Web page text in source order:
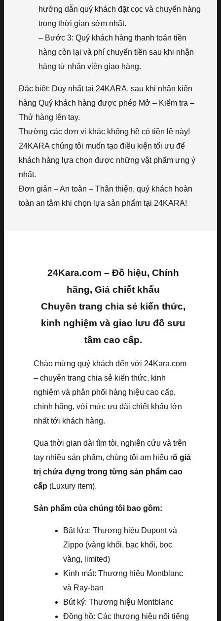
hướng dẫn quý khách đặt cọc và chuyển hàng
trong thời gian sớm nhất.
– Bước 3: Quý khách hàng thanh toán tiền
hàng còn lại và phí chuyển tiền sau khi nhận
hàng từ nhân viên giao hàng.
Đặc biệt: Duy nhất tại 24KARA, sau khi nhận kiện
hàng Quý khách hàng được phép Mở – Kiểm tra –
Thử hàng lên tay.
Thường các đơn vị khác không hề có tiền lệ này!
24KARA chúng tôi muốn tạo điều kiện tối ưu để
khách hàng lựa chọn được những vật phẩm ưng ý
nhất.
Đơn giản – An toàn – Thân thiện, quý khách hoàn
toàn an tâm khi chọn lựa sản phẩm tại 24KARA!
24Kara.com – Đồ hiệu, Chính
hãng, Giá chiết khấu
Chuyên trang chia sẻ kiến thức,
kinh nghiệm và giao lưu đồ sưu
tầm cao cấp.
Chào mừng quý khách đến với 24Kara.com
– chuyên trang chia sẻ kiến thức, kinh
nghiệm và phân phối hàng hiệu cao cấp,
chính hãng, với mức ưu đãi chiết khấu lớn
nhất tới khách hàng.
Qua thời gian dài tìm tòi, nghiên cứu và trên
tay nhiều sản phẩm, chúng tôi am hiểu rõ giá
trị chứa đựng trong từng sản phẩm cao
cấp (Luxury item).
Sản phẩm của chúng tôi bao gồm:
Bật lửa: Thương hiệu Dupont và
Zippo (vàng khối, bạc khối, bọc
vàng, limited)
Kính mắt: Thương hiệu Montblanc
và Ray-ban
Bút ký: Thương hiệu Montblanc
Đồng hồ: Các thương hiệu nổi tiếng